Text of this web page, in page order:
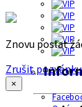
Znovu poslat
Zrušit pozvánku
×